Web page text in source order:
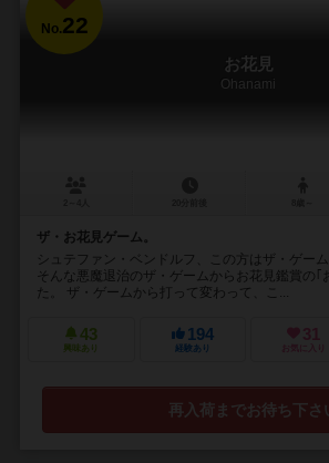
No.22
お花見
Ohanami
ザ・お花見ゲーム。
シュテファン・ベンドルフ、この方はザ・ゲー
そんな悪魔退治のザ・ゲームからお花見鑑賞の｢
た。 ザ・ゲームから打って変わって、こ...
43
興味あり
194
経験あり
31
お気に入り
再入荷までお待ち下さ